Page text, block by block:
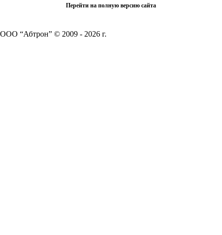
Перейти на полную версию сайта
ООО “Абтрон” © 2009 - 2026 г.